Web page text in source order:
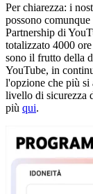
Per chiarezza: i
possono
Partnership di
totalizzato 4000
sono il frutto della
YouTube, in
l'opzione che più si
livello di sicurezza
più qui.